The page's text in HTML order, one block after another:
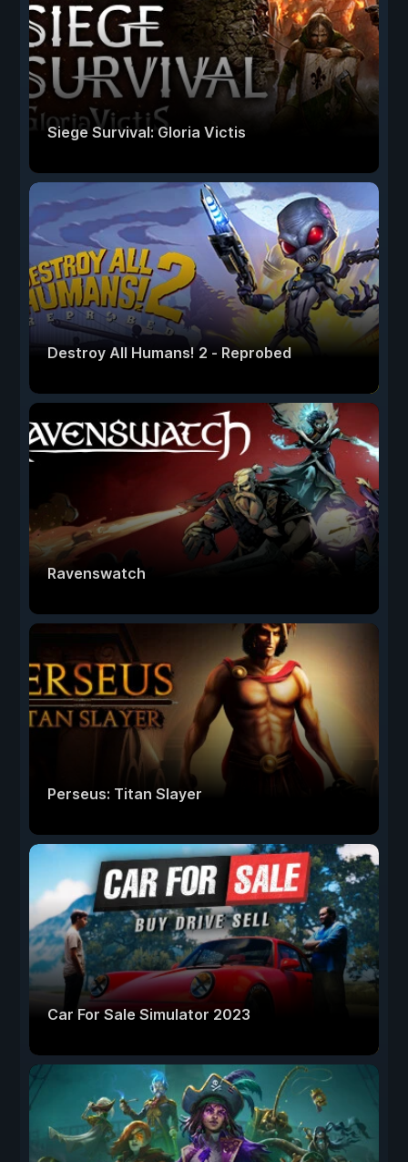
Siege Survival: Gloria Victis
Destroy All Humans! 2 - Reprobed
Ravenswatch
Perseus: Titan Slayer
Car For Sale Simulator 2023